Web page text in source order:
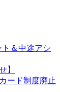
ト＆中途アシ
】
ード制度廃止